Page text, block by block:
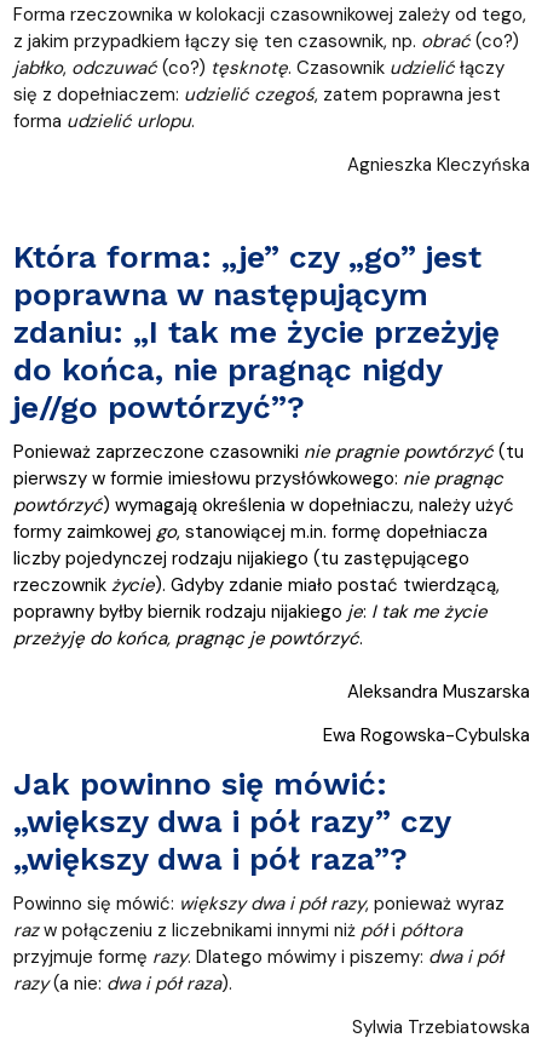
Forma rzeczownika w kolokacji czasownikowej zależy od tego,
z jakim przypadkiem łączy się ten czasownik, np. obrać(co?)
jabłko, odczuwać(co?) tęsknotę. Czasownik udzielićłączy
się z dopełniaczem: udzielić czegoś, zatem poprawna jest
forma udzielić urlopu.
Agnieszka Kleczyńska
Która forma: „je” czy „go” jest
poprawna w następującym
zdaniu: „I tak me życie przeżyję
do końca, nie pragnąc nigdy
je//go powtórzyć”?
Ponieważ zaprzeczone czasowniki nie pragnie powtórzyć(tu
pierwszy w formie imiesłowu przysłówkowego: nie pragnąc
powtórzyć) wymagają określenia w dopełniaczu, należy użyć
formy zaimkowej go, stanowiącej m.in. formę dopełniacza
liczby pojedynczej rodzaju nijakiego (tu zastępującego
rzeczownik życie). Gdyby zdanie miało postać twierdzącą,
poprawny byłby biernik rodzaju nijakiego je: I tak me życie
przeżyję do końca, pragnąc je powtórzyć.
Aleksandra Muszarska
Ewa Rogowska-Cybulska
Jak powinno się mówić:
„większy dwa i pół razy” czy
„większy dwa i pół raza”?
Powinno się mówić: większy dwa i pół razy, ponieważ wyraz
razw połączeniu z liczebnikami innymi niż półi półtora
przyjmuje formę razy. Dlatego mówimy i piszemy: dwa i pół
razy(a nie: dwa i pół raza).
Sylwia Trzebiatowska